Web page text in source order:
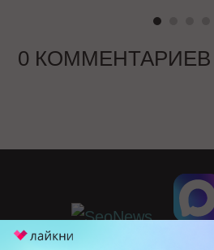
0 КОММЕНТАРИЕВ
ПЕРЕЙТИ НА